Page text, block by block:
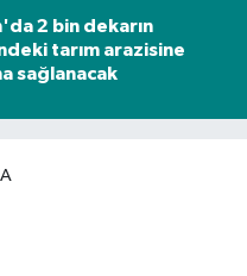
2 bin dekarın
tarım arazisine
sağlanacak